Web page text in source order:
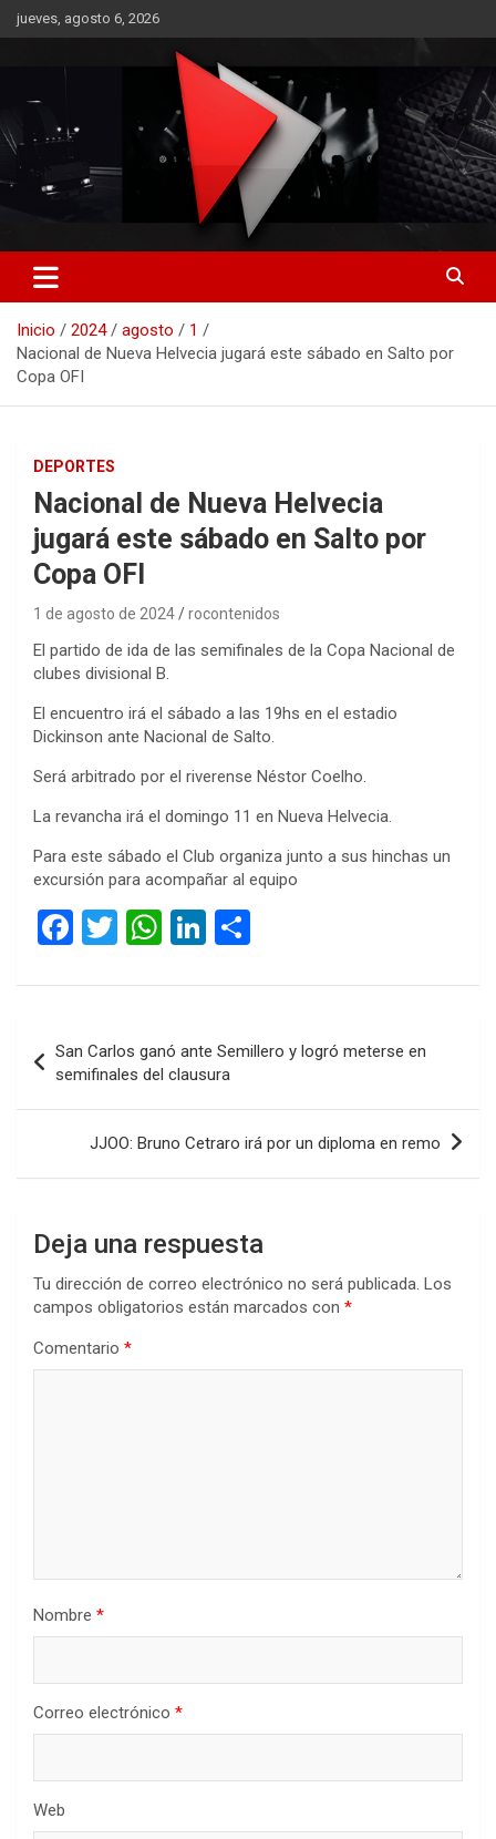
Saltar
al
jueves, agosto 6, 2026
RO CONTENIDOS
Inicio 2024 agosto
1
Nacional de Nueva Helvecia jugará este sábado en Salto por
Copa OFI
DEPORTES
Nacional de Nueva Helvecia
jugará este sábado en Salto por
Copa OFI
1 de agosto de 2024 rocontenidos
El partido de ida de las semifinales de la Copa Nacional de
clubes divisional B.
El encuentro irá el sábado a las 19hs en el estadio
Dickinson ante Nacional de Salto.
Será arbitrado por el riverense Néstor Coelho.
La revancha irá el domingo 11 en Nueva Helvecia.
Para este sábado el Club organiza junto a sus hinchas un
excursión para acompañar al equipo
F
ce
o
o
k
T
tt
W
at
A
p
p
Li
ke
n
m
ar
tir
de
entradas
San Carlos ganó ante Semillero y logró meterse en
semifinales del clausura
JJOO: Bruno Cetraro irá por un diploma en remo
Deja una respuesta
Tu dirección de correo electrónico no será publicada. Los
campos obligatorios están marcados con *
Comentario *
Nombre *
Correo electrónico *
Web